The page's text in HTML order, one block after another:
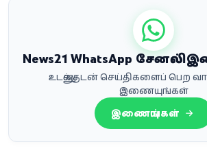
News21 WhatsApp
உடனுக்குடன் செய்திகளைப் பெற
இணையுங்கள்
இணையுங்கள்